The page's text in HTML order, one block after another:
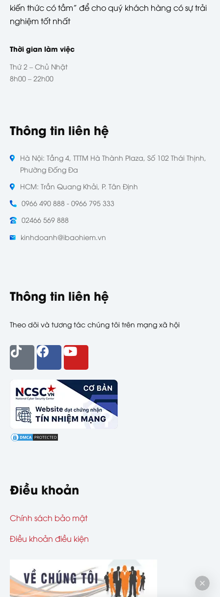
kiến thức có tầm” để cho quý khách hàng có sự trải
nghiệm tốt nhất
Thời gian làm việc
Thứ 2 – Chủ Nhật
8h00 – 22h00
Thông tin liên hệ
Hà Nội: Tầng 4, TTTM Hà Thành Plaza, Số 102 Thái Thịnh,
Phường Đống Đa
HCM: Trần Quang Khải, P. Tân Định
0966 490 888 - 0966 795 333
02466 569 888
kinhdoanh@ibaohiem.vn
Thông tin liên hệ
Theo dõi và tương tác chúng tôi trên mạng xã hội
Điều khoản
Chính sách bảo mật
Điều khoản điều kiện